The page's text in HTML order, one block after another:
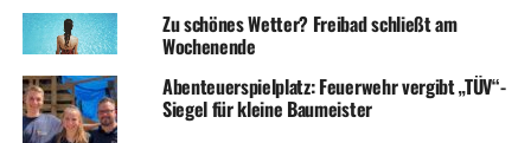
Zu schönes Wetter? Freibad schließt am
Wochenende
Abenteuerspielplatz: Feuerwehr vergibt „TÜV“-
Siegel für kleine Baumeister